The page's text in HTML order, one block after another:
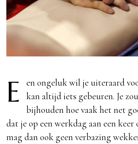
E
en ongeluk wil je uiteraard
kan altijd iets gebeuren. Je
bijhouden hoe vaak het net
dat je op een werkdag aan een
mag dan ook geen verbazing